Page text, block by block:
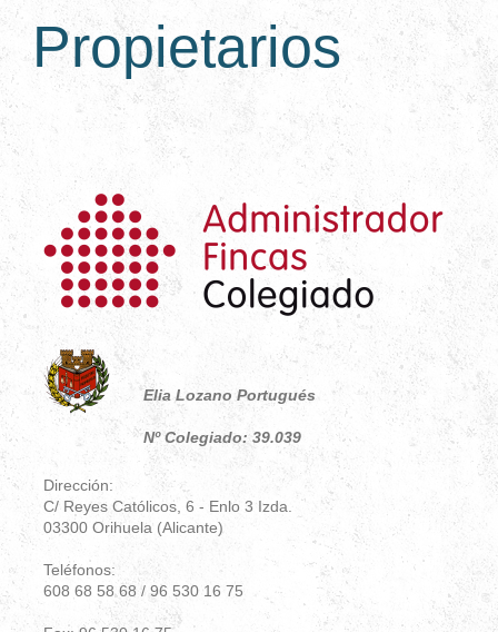
Propietarios
Elia Lozano Portugués
Nº Colegiado: 39.039
Dirección:
C/ Reyes Católicos, 6 - Enlo 3 Izda.
03300 Orihuela (Alicante)
Teléfonos:
608 68 58 68 / 96 530 16 75